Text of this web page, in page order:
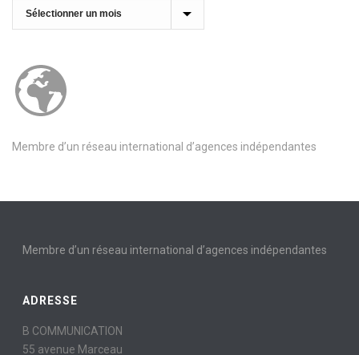
Archives
Membre d’un réseau international d’agences indépendantes
Membre d’un réseau international d’agences indépendantes
ADRESSE
B COMMUNICATION
55 avenue Marceau